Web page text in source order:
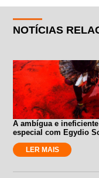
NOTÍCIAS
A ambígua e
especial com Egydio
LER MAIS